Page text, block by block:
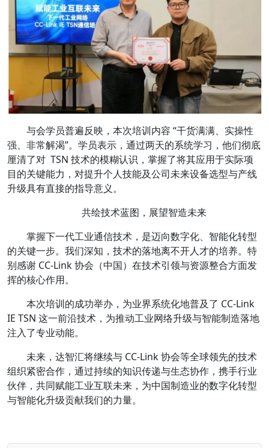
与会学员普遍反映，本次培训内容 “干货满满、实操性
强、非常解渴”。学员表示，通过两天的系统学习，他们彻底
厘清了对 TSN 技术的模糊认识，掌握了将其应用于实际项
目的关键能力，对提升个人技能及公司未来设备选型与产线
升级具有直接的指导意义。
共绘技术蓝图，展望智造未来
掌握下一代工业通信技术，是迈向数字化、智能化转型
的关键一步。我们深知，技术的落地离不开人才的培养。特
别感谢 CC-Link 协会（中国）在技术引领与资源整合方面发
挥的核心作用。
本次培训的成功举办，为业界系统化地普及了 CC-Link
IE TSN 这一前沿技术，为推动工业网络升级与智能制造落地
注入了专业动能。
未来，达智汇将继续与 CC-Link 协会等全球领先的技术
组织紧密合作，通过持续的知识传递与生态协作，携手行业
伙伴，共同赋能工业互联未来，为中国制造业的数字化转型
与智能化升级贡献我们的力量。